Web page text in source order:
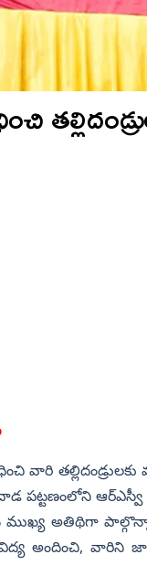
వారి
పట్టణంలోని
అతిథిగా
అందించి, వారిని